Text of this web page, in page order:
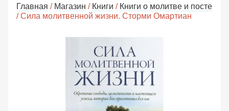
Главная / Магазин / Книги / Книги о молитве и посте
/ Сила молитвенной жизни. Сторми Омартиан